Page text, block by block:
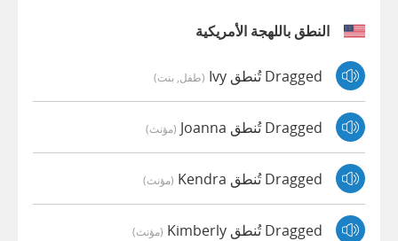
النطق باللهجة الأمريكية
Dragged تُنطق Ivy (طفل, بنت)
Dragged تُنطق Joanna (مؤنث)
Dragged تُنطق Kendra (مؤنث)
Dragged تُنطق Kimberly (مؤنث)